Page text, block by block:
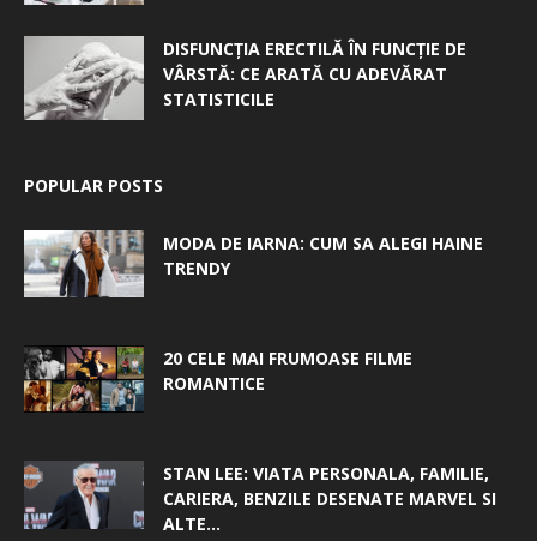
DISFUNCȚIA ERECTILĂ ÎN FUNCȚIE DE
VÂRSTĂ: CE ARATĂ CU ADEVĂRAT
STATISTICILE
POPULAR POSTS
MODA DE IARNA: CUM SA ALEGI HAINE
TRENDY
20 CELE MAI FRUMOASE FILME
ROMANTICE
STAN LEE: VIATA PERSONALA, FAMILIE,
CARIERA, BENZILE DESENATE MARVEL SI
ALTE...